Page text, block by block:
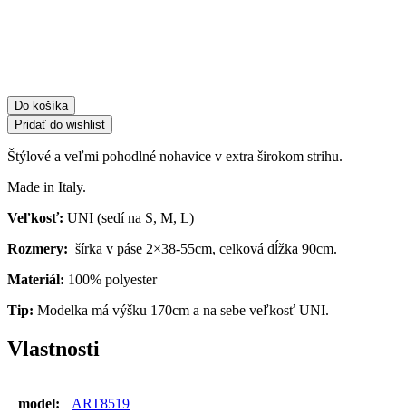
Do košíka
Pridať do wishlist
Štýlové a veľmi pohodlné nohavice v extra širokom strihu.
Made in Italy.
Veľkosť: UNI (sedí na S, M, L)
Rozmery: šírka v páse 2×38-55cm, celková dĺžka 90cm.
Materiál: 100% polyester
Tip: Modelka má výšku 170cm a na sebe veľkosť UNI.
Vlastnosti
model: ART8519